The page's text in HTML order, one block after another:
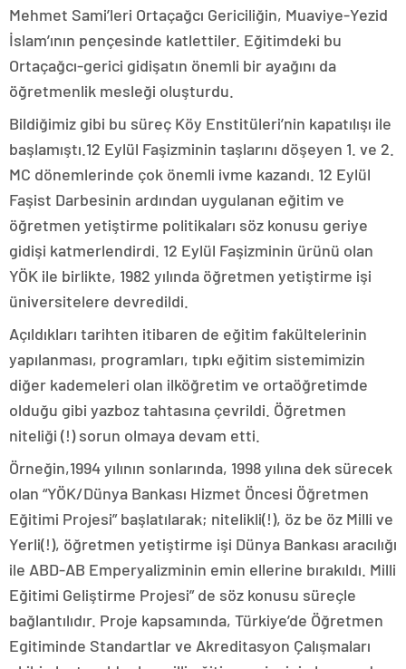
Mehmet Sami’leri Ortaçağcı Gericiliğin, Muaviye-Yezid
İslam’ının pençesinde katlettiler. Eğitimdeki bu
Ortaçağcı-gerici gidişatın önemli bir ayağını da
öğretmenlik mesleği oluşturdu.
Bildiğimiz gibi bu süreç Köy Enstitüleri’nin kapatılışı ile
başlamıştı.12 Eylül Faşizminin taşlarını döşeyen 1. ve 2.
MC dönemlerinde çok önemli ivme kazandı. 12 Eylül
Faşist Darbesinin ardından uygulanan eğitim ve
öğretmen yetiştirme politikaları söz konusu geriye
gidişi katmerlendirdi. 12 Eylül Faşizminin ürünü olan
YÖK ile birlikte, 1982 yılında öğretmen yetiştirme işi
üniversitelere devredildi.
Açıldıkları tarihten itibaren de eğitim fakültelerinin
yapılanması, programları, tıpkı eğitim sistemimizin
diğer kademeleri olan ilköğretim ve ortaöğretimde
olduğu gibi yazboz tahtasına çevrildi. Öğretmen
niteliği (!) sorun olmaya devam etti.
Örneğin,1994 yılının sonlarında, 1998 yılına dek sürecek
olan “YÖK/Dünya Bankası Hizmet Öncesi Öğretmen
Eğitimi Projesi” başlatılarak; nitelikli(!), öz be öz Milli ve
Yerli(!), öğretmen yetiştirme işi Dünya Bankası aracılığı
ile ABD-AB Emperyalizminin emin ellerine bırakıldı. Milli
Eğitimi Geliştirme Projesi” de söz konusu süreçle
bağlantılıdır. Proje kapsamında, Türkiye’de Öğretmen
Egitiminde Standartlar ve Akreditasyon Çalışmaları